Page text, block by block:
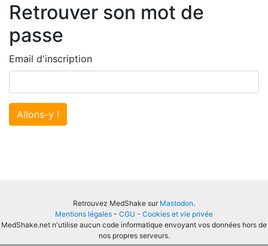
Retrouver son mot de
passe
Email d'inscription
Allons-y !
Retrouvez MedShake sur Mastodon.
Mentions légales - CGU - Cookies et vie privée
MedShake.net n'utilise aucun code informatique envoyant vos données hors de
nos propres serveurs.